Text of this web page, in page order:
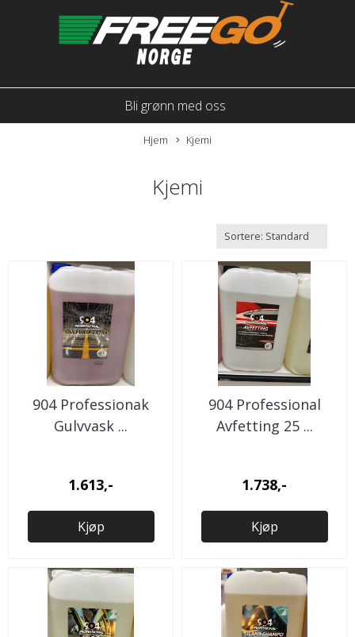
Bli grønn med oss
Hjem Kjemi
Kjemi
904 Professionak
Gulvvask ...
1.613,-
Kjøp
904 Professional
Avfetting 25 ...
1.738,-
Kjøp